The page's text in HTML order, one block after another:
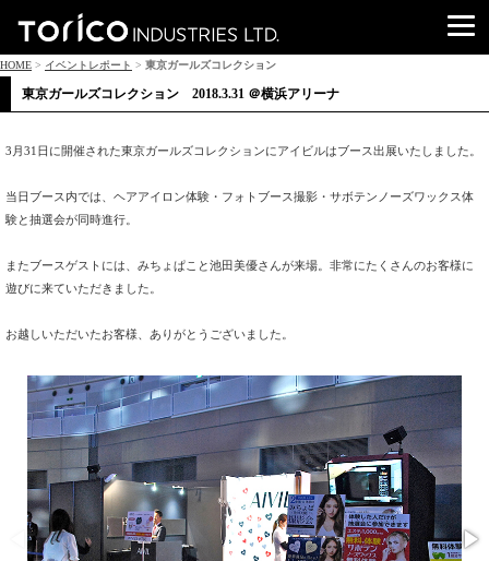
HOME > イベントレポート > 東京ガールズコレクション
東京ガールズコレクション 2018.3.31 ＠横浜アリーナ
3月31日に開催された東京ガールズコレクションにアイビルはブース出展いたしました。
当日ブース内では、ヘアアイロン体験・フォトブース撮影・サボテンノーズワックス体
験と抽選会が同時進行。
またブースゲストには、みちょぱこと池田美優さんが来場。非常にたくさんのお客様に
遊びに来ていただきました。
お越しいただいたお客様、ありがとうございました。